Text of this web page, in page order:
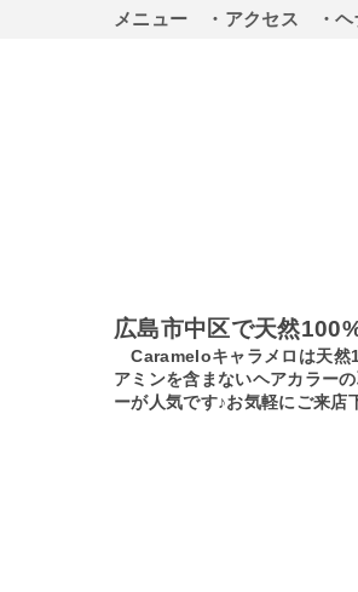
メニュー ・アクセス ・
広島市中区で天然
Carameloキャラメロは天然
アミンを含まないヘアカラー
ーが人気です♪お気軽にご来店